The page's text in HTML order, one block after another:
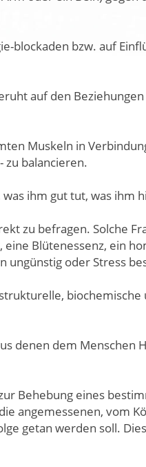
blockaden bzw. auf
auf den
Muskeln in
zu balancieren.
ihm gut tut, was ihm
zu befragen. Solche
Blütenessenz, ein
ungünstig oder Stress
denen dem Menschen
Behebung eines
angemessenen, vom
getan werden soll.